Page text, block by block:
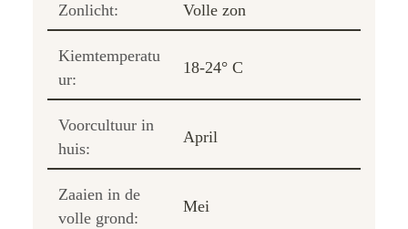
Zonlicht: Volle zon
Kiemtemperatu
ur:
18-24° C
Voorcultuur in
huis:
April
Zaaien in de
volle grond:
Mei